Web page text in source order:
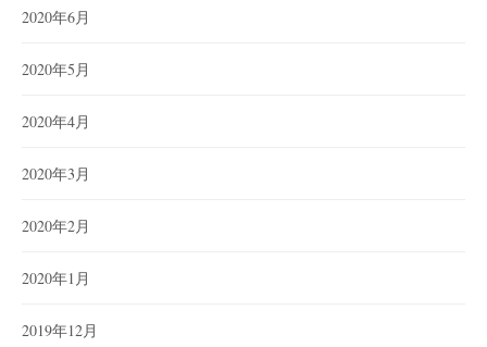
2020年6月
2020年5月
2020年4月
2020年3月
2020年2月
2020年1月
2019年12月